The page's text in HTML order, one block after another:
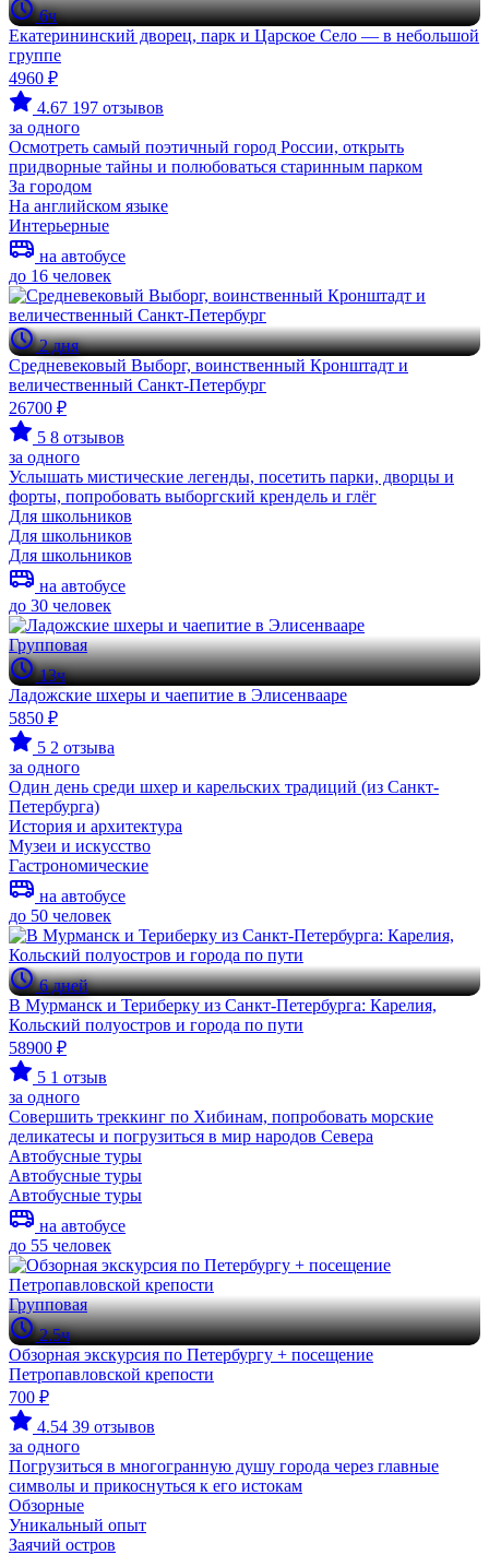
6ч
Екатерининский дворец, парк и Царское Село — в небольшой
группе
4960 ₽
4.67 197 отзывов
за одного
Осмотреть самый поэтичный город России, открыть
придворные тайны и полюбоваться старинным парком
За городом
На английском языке
Интерьерные
на автобусе
до 16 человек
2 дня
Средневековый Выборг, воинственный Кронштадт и
величественный Санкт-Петербург
26700 ₽
5 8 отзывов
за одного
Услышать мистические легенды, посетить парки, дворцы и
форты, попробовать выборгский крендель и глёг
Для школьников
Для школьников
Для школьников
на автобусе
до 30 человек
Групповая
13ч
Ладожские шхеры и чаепитие в Элисенвааре
5850 ₽
5 2 отзыва
за одного
Один день среди шхер и карельских традиций (из Санкт-
Петербурга)
История и архитектура
Музеи и искусство
Гастрономические
на автобусе
до 50 человек
6 дней
В Мурманск и Териберку из Санкт-Петербурга: Карелия,
Кольский полуостров и города по пути
58900 ₽
5 1 отзыв
за одного
Совершить треккинг по Хибинам, попробовать морские
деликатесы и погрузиться в мир народов Севера
Автобусные туры
Автобусные туры
Автобусные туры
на автобусе
до 55 человек
Групповая
2.5ч
Обзорная экскурсия по Петербургу + посещение
Петропавловской крепости
700 ₽
4.54 39 отзывов
за одного
Погрузиться в многогранную душу города через главные
символы и прикоснуться к его истокам
Обзорные
Уникальный опыт
Заячий остров